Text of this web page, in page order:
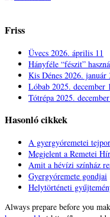
Friss
Üvecs 2026. április 11
Hányféle “fészit”
Kis Dénes 2026. január
Lóbab 2025. december
Tótrépa 2025.
Hasonló cikkek
A gyergyóremetei
Megjelent a Remetei
Amit a hévízi színház
Gyergyóremete gondjai
Helytörténeti
Always prepare before you